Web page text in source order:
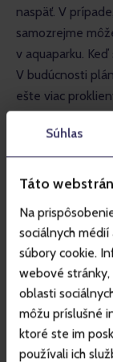
Súhlas
Táto
Na
sociálnych
súbory cookie.
webové
oblasti
môžu príslušné
ktoré ste im
používali ich
naspäť. V
samozrejme
v aquaparku.
V budúcnosti
ešte viac
momente mohol
symbolický
a situáciou v
a podvedený